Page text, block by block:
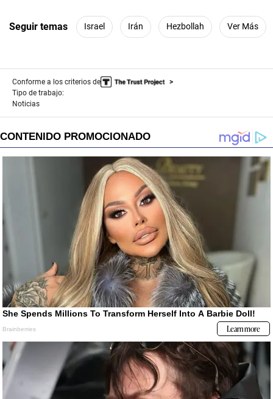
Seguir temas Israel Irán Hezbollah Ver Más
Conforme a los criterios de
Tipo de trabajo:
Noticias